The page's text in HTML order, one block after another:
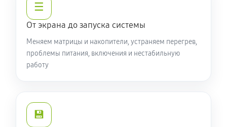
☰
От экрана до запуска системы
Меняем матрицы и накопители, устраняем перегрев,
проблемы питания, включения и нестабильную
работу
💾